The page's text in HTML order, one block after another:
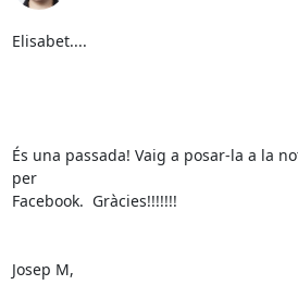
Elisabet....
És una passada! Vaig a posar-la a la
per
Facebook.  Gràcies!!!!!!!
Josep M,